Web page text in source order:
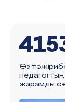
Өз
жарамды